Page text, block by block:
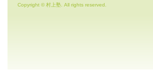
Copyright © 村上塾. All rights reserved.